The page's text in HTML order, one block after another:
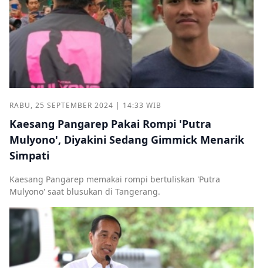
RABU, 25 SEPTEMBER 2024 | 14:33 WIB
Kaesang Pangarep Pakai Rompi 'Putra
Mulyono', Diyakini Sedang Gimmick Menarik
Simpati
Kaesang Pangarep memakai rompi bertuliskan 'Putra
Mulyono' saat blusukan di Tangerang.